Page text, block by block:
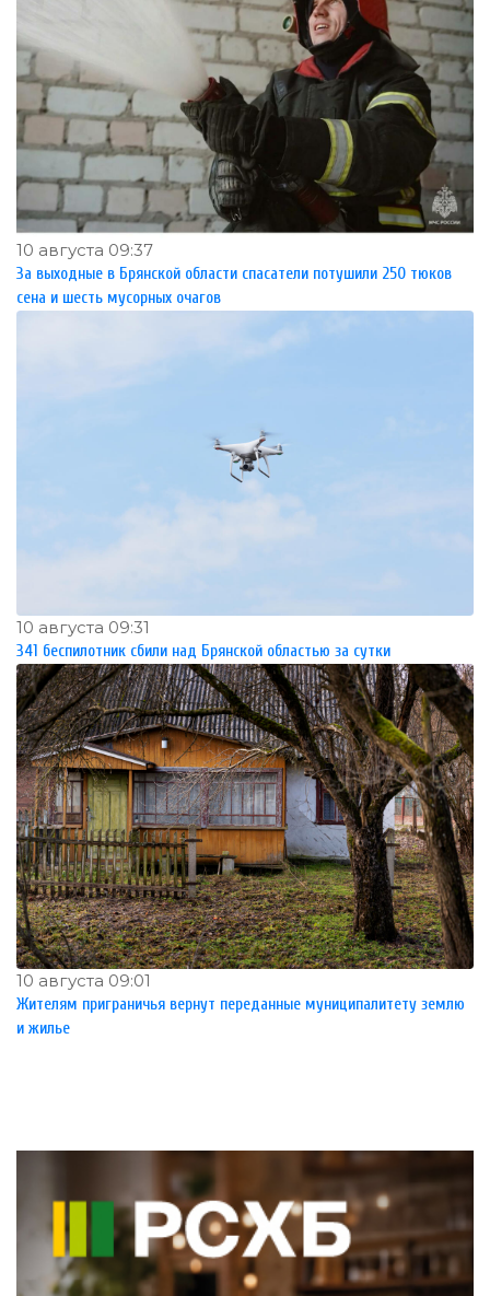
10 августа 09:37
За выходные в Брянской области спасатели потушили 250 тюков
сена и шесть мусорных очагов
10 августа 09:31
341 беспилотник сбили над Брянской областью за сутки
10 августа 09:01
Жителям приграничья вернут переданные муниципалитету землю
и жилье